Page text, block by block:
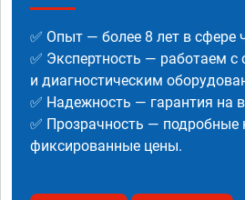
✅ Опыт — более 8 лет в сфере
✅ Экспертность — работаем
и диагностическим
✅ Надежность — гарантия на
✅ Прозрачность — подробные
фиксированные цены.